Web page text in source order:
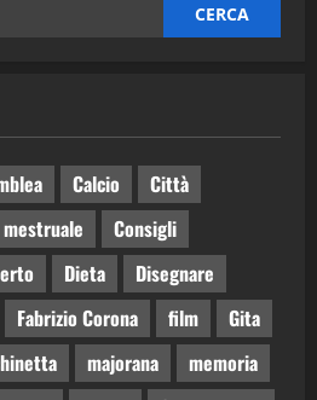
Calcio
Città
Consigli
Dieta
Disegnare
Fabrizio Corona film
Gita
majorana
memoria